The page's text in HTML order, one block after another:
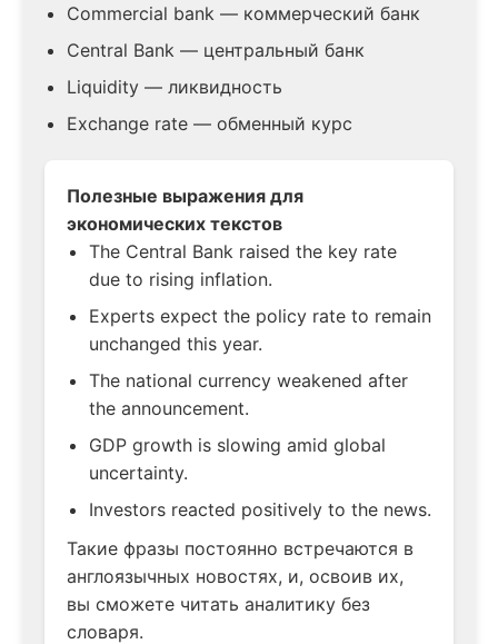
Commercial bank — коммерческий банк
Central Bank — центральный банк
Liquidity — ликвидность
Exchange rate — обменный курс
Полезные выражения для
экономических текстов
The Central Bank raised the key rate
due to rising inflation.
Experts expect the policy rate to remain
unchanged this year.
The national currency weakened after
the announcement.
GDP growth is slowing amid global
uncertainty.
Investors reacted positively to the news.
Такие фразы постоянно встречаются в
англоязычных новостях, и, освоив их,
вы сможете читать аналитику без
словаря.